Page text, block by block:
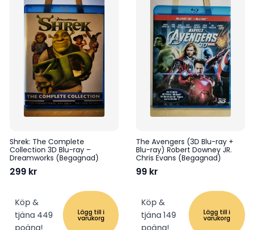
Shrek: The Complete
Collection 3D Blu-ray –
Dreamworks (Begagnad)
299 kr
Köp &
tjäna 449
Lägg till i
varukorg
The Avengers (3D Blu-ray +
Blu-ray) Robert Downey JR.
Chris Evans (Begagnad)
99 kr
Köp &
tjäna 149
Lägg till i
varukorg